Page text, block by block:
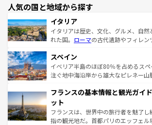
人気の国と地域から探す
イタリア
イタリアは歴史、文化、グルメ、自
れた国。 ローマの古代遺跡やフィレン
ろん、トスカーナの美しい田園風景や
景など、自然景観も見逃せない。観光
ピザやパスタなど、絶品のイタリア料
ませてくれるイタリアで、忘れられな
なお、新着のイタリア情報は
しい。
スペイン
イベリア半島のほぼ80％を占めるス
注ぐ地中海沿岸から雄大なピレネー山
文化が根付くこの国では、情熱的なフ
れる闘牛、そして美味しいタパスが生
る。首都マドリードの洗練された雰囲
アートに溢れた街角から、地方では古
フランスの基本情報と観光ガイ
ット
フランスは、世界中の旅行者を魅了
指の観光地だ。首都パリのエッフェル